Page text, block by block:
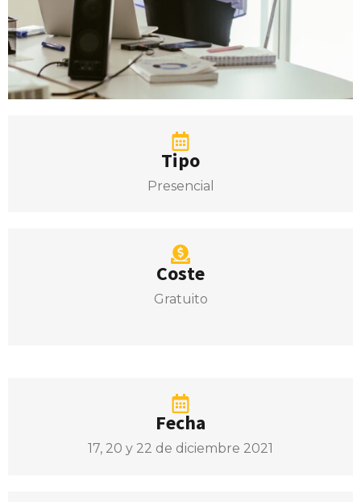
Tipo
Presencial
Coste
Gratuito
Fecha
17, 20 y 22 de diciembre 2021